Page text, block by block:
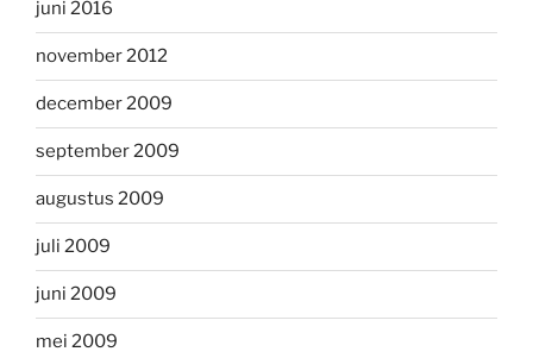
juni 2016
november 2012
december 2009
september 2009
augustus 2009
juli 2009
juni 2009
mei 2009